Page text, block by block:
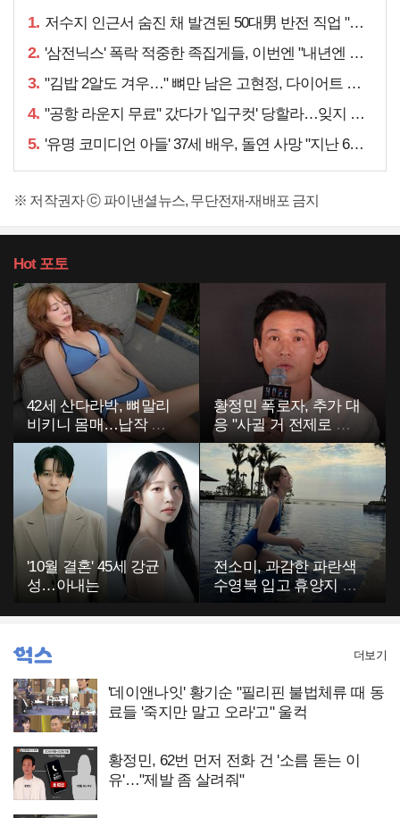
1. 저수지 인근서 숨진 채 발견된 50대男 반전 직업 "얼마 전…"
2. '삼전닉스' 폭락 적중한 족집게들, 이번엔 "내년엔 더욱…"
3. "김밥 2알도 겨우…" 뼈만 남은 고현정, 다이어트 아니라
4. "공항 라운지 무료" 갔다가 '입구컷' 당할라…잊지 말아야 할 것
5. '유명 코미디언 아들' 37세 배우, 돌연 사망 "지난 6월에도…"
※ 저작권자 ⓒ 파이낸셜뉴스, 무단전재-재배포 금지
Hot포토
42세 산다라박, 뼈말리
비키니 몸매…납작 복
부에 깜짝
황정민 폭로자, 추가 대
응 "사귈 거 전제로 하
고…"
'10월 결혼' 45세 강균
성…아내는
전소미, 과감한 파란색
수영복 입고 휴양지 포
'데이앤나잇' 황기순 "필리핀 불법체류 때 동
료들 '죽지만 말고 오라'고" 울컥
황정민, 62번 먼저 전화 건 '소름 돋는 이
유'…"제발 좀 살려줘"
더보기